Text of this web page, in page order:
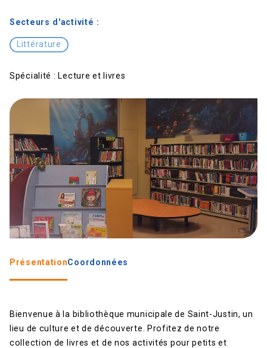
Secteurs d'activité :
Littérature
Spécialité : Lecture et livres
PrésentationCoordonnées
Bienvenue à la bibliothèque municipale de Saint-Justin, un
lieu de culture et de découverte. Profitez de notre
collection de livres et de nos activités pour petits et